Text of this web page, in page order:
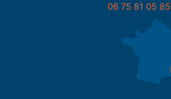
06 75 81 05 85